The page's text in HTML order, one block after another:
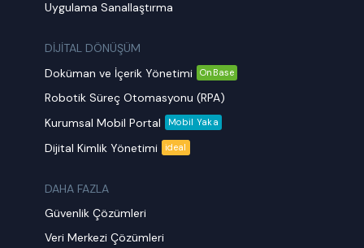
Uygulama Sanallaştırma
DİJİTAL DÖNÜŞÜM
Doküman ve İçerik Yönetimi
OnBase
Robotik Süreç Otomasyonu (RPA)
Kurumsal Mobil Portal
Mobil Yaka
Dijital Kimlik Yönetimi ideal
DAHA FAZLA
Güvenlik Çözümleri
Veri Merkezi Çözümleri